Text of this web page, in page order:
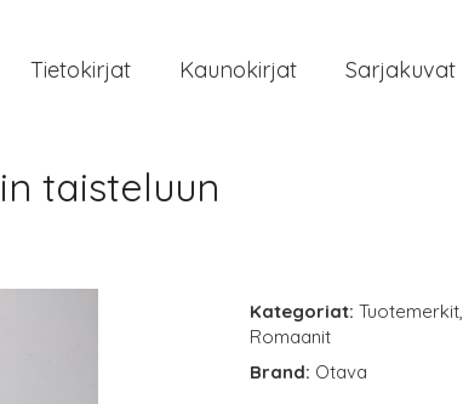
Tietokirjat Kaunokirjat Sarjakuvat
taisteluun
Kategoriat: Tuotemerkit,
Romaanit
Brand: Otava